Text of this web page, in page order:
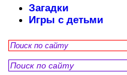
Загадки
Игры с детьми